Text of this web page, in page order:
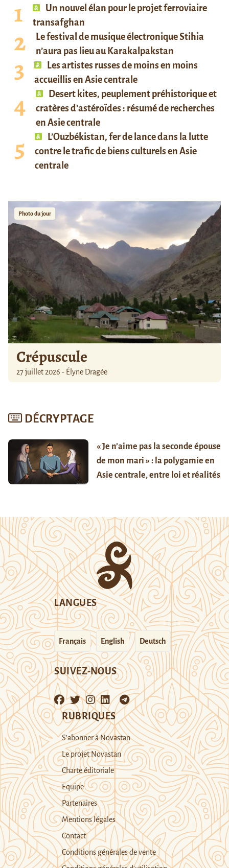
Un nouvel élan pour le projet ferroviaire
transafghan
Le festival de musique électronique Stihia
n’aura pas lieu au Karakalpakstan
Les artistes russes de moins en moins
accueillis en Asie centrale
Desert kites, peuplement préhistorique et
cratères d’astéroïdes : résumé de recherches
en Asie centrale
L’Ouzbékistan, fer de lance dans la lutte
contre le trafic de biens culturels en Asie
centrale
Photo du jour
Crépuscule
27 juillet 2026 - Élyne Dragée
DÉCRYPTAGE
« Je n’aime pas la seconde épouse
de mon mari » : la polygamie en
Asie centrale, entre loi et réalités
LANGUES
Français English Deutsch
SUIVEZ-NOUS
RUBRIQUES
S’abonner à Novastan
Le projet Novastan
Charte éditoriale
Equipe
Partenaires
Mentions légales
Contact
Conditions générales de vente